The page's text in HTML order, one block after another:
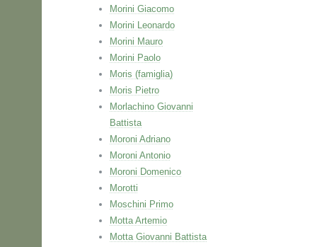
Morini Giacomo
Morini Leonardo
Morini Mauro
Morini Paolo
Moris (famiglia)
Moris Pietro
Morlachino Giovanni
Battista
Moroni Adriano
Moroni Antonio
Moroni Domenico
Morotti
Moschini Primo
Motta Artemio
Motta Giovanni Battista